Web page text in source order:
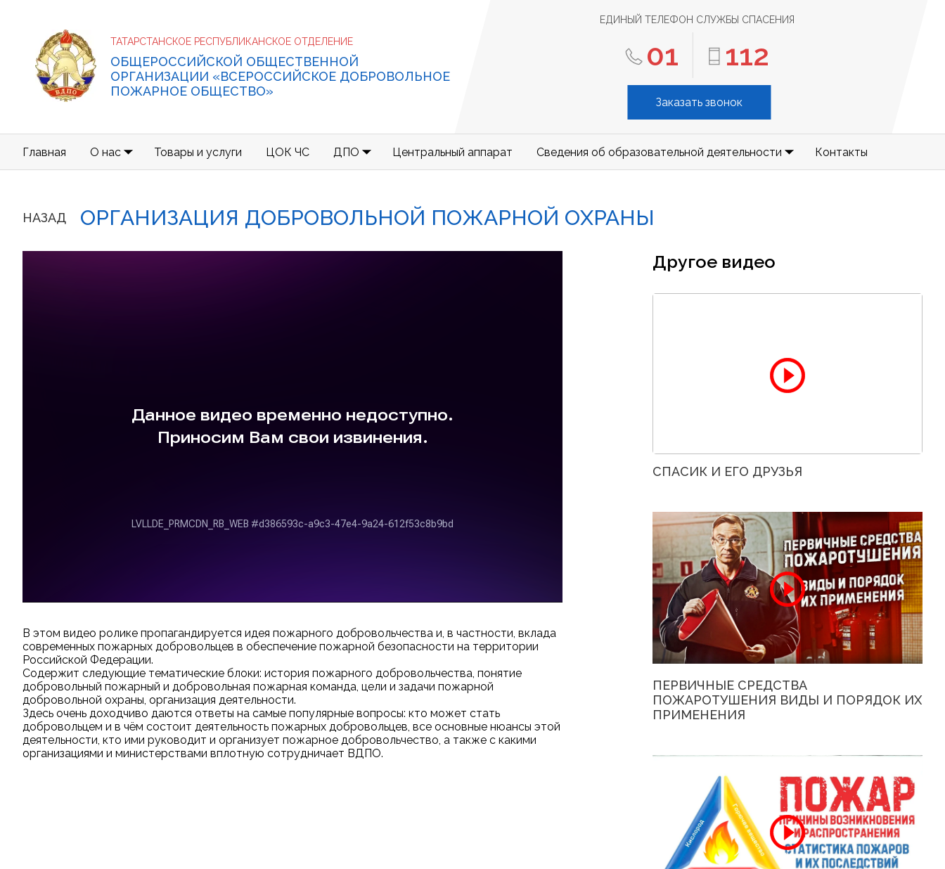
ТАТАРСТАНСКОЕ РЕСПУБЛИКАНСКОЕ ОТДЕЛЕНИЕ
ОБЩЕРОССИЙСКОЙ ОБЩЕСТВЕННОЙ
ОРГАНИЗАЦИИ «ВСЕРОССИЙСКОЕ ДОБРОВОЛЬНОЕ
ПОЖАРНОЕ ОБЩЕСТВО»
ЕДИНЫЙ ТЕЛЕФОН СЛУЖБЫ СПАСЕНИЯ
01 112
Заказать звонок
Главная О нас Товары и услуги ЦОК ЧС ДПО Центральный аппарат Сведения об образовательной деятельности Контакты
НАЗАД ОРГАНИЗАЦИЯ ДОБРОВОЛЬНОЙ ПОЖАРНОЙ ОХРАНЫ
В этом видео ролике пропагандируется идея пожарного добровольчества и, в частности, вклада
современных пожарных добровольцев в обеспечение пожарной безопасности на территории
Российской Федерации.
Содержит следующие тематические блоки: история пожарного добровольчества, понятие
добровольный пожарный и добровольная пожарная команда, цели и задачи пожарной
добровольной охраны, организация деятельности.
Здесь очень доходчиво даются ответы на самые популярные вопросы: кто может стать
добровольцем и в чём состоит деятельность пожарных добровольцев, все основные нюансы этой
деятельности, кто ими руководит и организует пожарное добровольчество, а также с какими
организациями и министерствами вплотную сотрудничает ВДПО.
Другое видео
СПАСИК И ЕГО ДРУЗЬЯ
ПЕРВИЧНЫЕ СРЕДСТВА
ПОЖАРОТУШЕНИЯ ВИДЫ И ПОРЯДОК ИХ
ПРИМЕНЕНИЯ